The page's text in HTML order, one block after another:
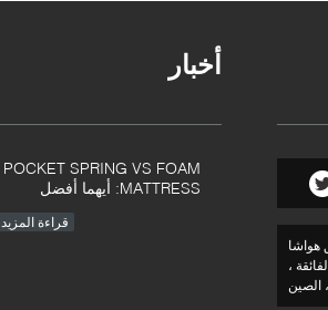
أخبار
POCKET SPRING VS FOAM
MATTRESS: أيهما أفضل
قراءة المزيد
هواشا
،
الصين